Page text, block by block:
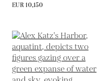
EUR 10,150